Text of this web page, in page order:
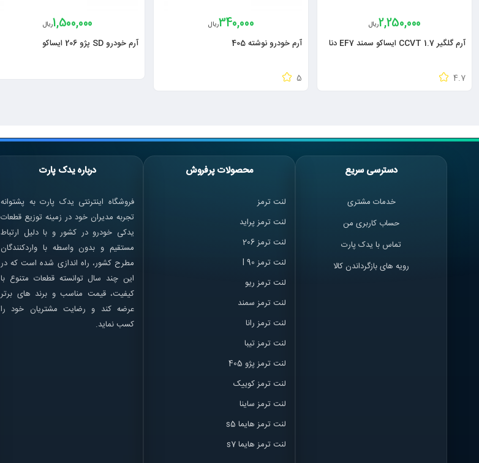
2,250,000ریال
آرم گلگیر CCVT 1.7 ایساکو سمند EF7 دنا
4.7
340,000ریال
آرم خودرو نوشته 405
5
1,500,000ریال
آرم خودرو SD پژو 206 ایساکو
دسترسی سریع
خدمات مشتری
حساب کاربری من
تماس با یدک پارت
رویه های بازگرداندن کالا
محصولات پرفروش
لنت ترمز
لنت ترمز پراید
لنت ترمز 206
لنت ترمز l 90
لنت ترمز ریو
لنت ترمز سمند
لنت ترمز رانا
لنت ترمز تیبا
لنت ترمز پژو 405
لنت ترمز کوییک
لنت ترمز ساینا
لنت ترمز هایما s5
لنت ترمز هایما s7
درباره یدک پارت
فروشگاه اینترنتی یدک پارت به پشتوانه
تجربه مدیران خود در زمینه توزیع قطعات
یدکی خودرو در کشور و با دلیل ارتباط
مستقیم و بدون واسطه با واردکنندگان
مطرح کشور، راه اندازی شده است که در
این چند سال توانسته قطعات متنوع با
کیفیت، قیمت مناسب و برند های برتر
عرضه کند و رضایت مشتریان خود را
کسب نماید.